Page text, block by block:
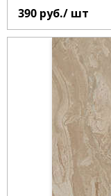
390 руб./ шт